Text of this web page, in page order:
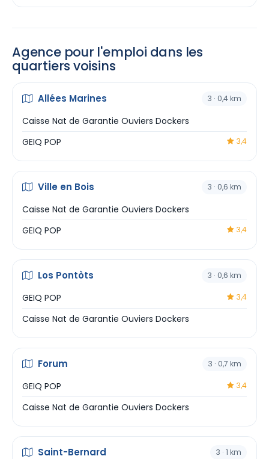
Agence pour l'emploi dans les
quartiers voisins
Allées Marines 3 · 0,4 km
Caisse Nat de Garantie Ouviers Dockers
GEIQ POP
3,4
Ville en Bois 3 · 0,6 km
Caisse Nat de Garantie Ouviers Dockers
GEIQ POP
3,4
Los Pontòts 3 · 0,6 km
GEIQ POP 3,4
Caisse Nat de Garantie Ouviers Dockers
Forum 3 · 0,7 km
GEIQ POP 3,4
Caisse Nat de Garantie Ouviers Dockers
Saint-Bernard 3 · 1 km